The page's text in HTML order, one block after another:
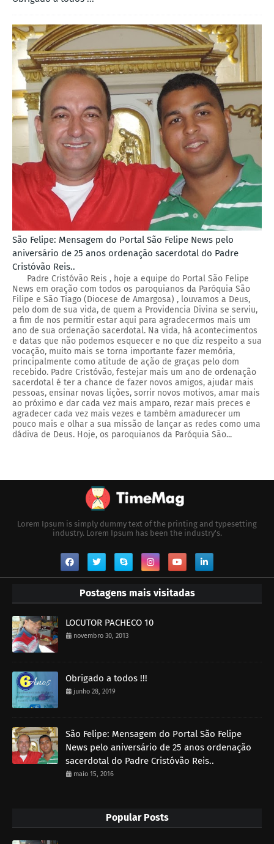
São Felipe: Mensagem do Portal São Felipe News pelo
aniversário de 25 anos ordenação sacerdotal do Padre
Cristóvão Reis..
Padre Cristóvão Reis , hoje a equipe do Portal São Felipe
News em oração com todos os paroquianos da Paróquia São
Filipe e São Tiago (Diocese de Amargosa) , louvamos a Deus,
pelo dom de sua vida, de quem a Providencia Divina se serviu,
a fim de nos permitir estar aqui para agradecermos mais um
ano de sua ordenação sacerdotal. Na vida, há acontecimentos
e datas que não podemos esquecer e no que diz respeito a sua
vocação, muito mais se torna importante fazer memória,
principalmente como atitude de ação de graças pelo dom
recebido. Padre Cristóvão, festejar mais um ano de ordenação
sacerdotal é ter a chance de fazer novos amigos, ajudar mais
pessoas, ensinar novas lições, sorrir novos motivos, amar mais
ao próximo e dar cada vez mais amparo, rezar mais preces e
agradecer cada vez mais vezes e também amadurecer um
pouco mais e olhar a sua missão de lançar as redes como uma
dádiva de Deus. Hoje, os paroquianos da Paróquia São...
Lorem Ipsum is simply dummy text of the printing and typesetting
industry. Lorem Ipsum has been the industry's.
Postagens mais visitadas
LOCUTOR PACHECO 10
novembro 30, 2013
Obrigado a todos !!!
junho 28, 2019
São Felipe: Mensagem do Portal São Felipe
News pelo aniversário de 25 anos ordenação
sacerdotal do Padre Cristóvão Reis..
maio 15, 2016
Popular Posts